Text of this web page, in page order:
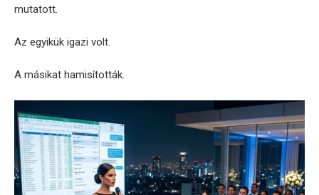
mutatott.
Az egyikük igazi volt.
A másikat hamisították.